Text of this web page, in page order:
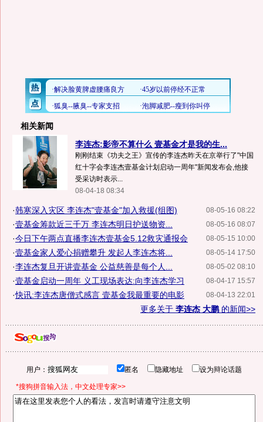
相关新闻
李连杰:影帝不算什么 壹基金才是我的生...
刚刚结束《功夫之王》宣传的李连杰昨天在京举行了"中国
红十字会李连杰壹基金计划启动一周年"新闻发布会,他接
受采访时表示...
08-04-18 08:34
08-05-16 08:22
·韩寒深入灾区 李连杰"壹基金"加入救援(组图)
08-05-16 08:07
·壹基金筹款近三千万 李连杰明日护送物资...
08-05-15 10:00
·今日下午两点直播李连杰壹基金5.12救灾通报会
08-05-14 17:50
·壹基金家人爱心捐赠攀升 发起人李连杰将...
08-05-02 08:10
·李连杰复旦开讲壹基金 公益慈善是每个人...
08-04-17 15:57
·壹基金启动一周年 义工现场表达:向李连杰学习
08-04-13 22:01
·快讯:李连杰唐僧式感言 壹基金我最重要的电影
更多关于 李连杰 大鹏的新闻>>
用户： 匿名 隐藏地址 设为辩论话题
*搜狗拼音输入法，中文处理专家>>